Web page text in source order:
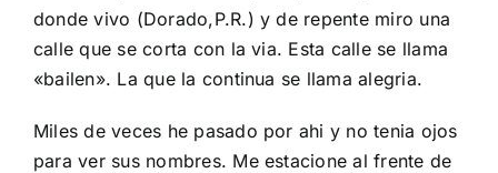
donde vivo (Dorado,P.R.) y de repente miro una
calle que se corta con la via. Esta calle se llama
«bailen». La que la continua se llama alegria.
Miles de veces he pasado por ahi y no tenia ojos
para ver sus nombres. Me estacione al frente de